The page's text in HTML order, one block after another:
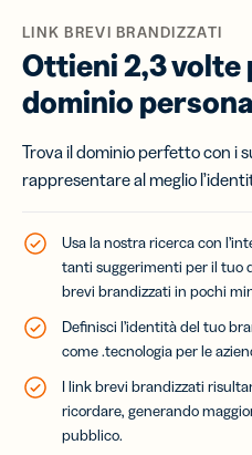
LINK BREVI BRANDIZZATI
Ottieni 2,3 volte
dominio
Trova il dominio perfetto con i
rappresentare al meglio
Usa la nostra ricerca con
tanti suggerimenti per il tuo
brevi brandizzati in pochi
Definisci l’identità del tuo
come .tecnologia per le
I link brevi brandizzati
ricordare, generando
pubblico.